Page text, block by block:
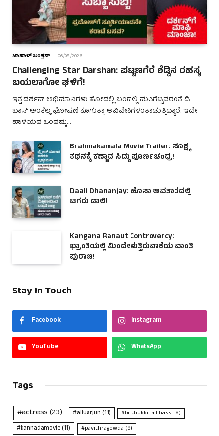
ಜಾಪಾಳ್ ಜಂಕ್ಷನ್ 06/08/2026
Challenging Star Darshan: ಪಟ್ಟಣಗೆರೆ ಶೆಡ್ಡಿನ ರಹಸ್ಯ
ಬಯಲಾಗೋ ಘಳಿಗೆ!
ಇತ್ತ ದರ್ಶನ್ ಅಭಿಮಾನಿಗಳು ಹೋದಲ್ಲಿ ಬಂದಲ್ಲಿ ಮತಿಗೆಟ್ಟವರಂತೆ ಡಿ
ಬಾಸ್ ಅಂತೆಲ್ಲ ಘೋಷಣೆ ಕೂಗುತ್ತಾ ಅವಿವೇಕಿಗಳಂತಾಡುತ್ತಿದ್ದಾರೆ. ಇದೇ
ಪಾಳೆಯದ ಒಂದಷ್ಟು…
Brahmakamala Movie Trailer: ಸೂಕ್ಷ್ಮ
ಕಥನಕ್ಕೆ ಕಣ್ಣಾದ ಸಿದ್ದು ಪೂರ್ಣಚಂದ್ರ!
Daali Dhananjay: ಹೊಸಾ ಅವತಾರದಲ್ಲಿ
ಟಗರು ಡಾಲಿ!
Kangana Ranaut Controvercy:
ಭ್ರಾಂತಿಯಲ್ಲಿ ಮಿಂದೇಳುತ್ತಿರುವಾಕೆಯ ವಾಂತಿ
ಪುರಾಣ!
Stay In Touch
Facebook Instagram
YouTube WhatsApp
Tags
#actress(23) #alluarjun(11) #bilichukkihallihakki (8)
#kannadamovie(11) #pavithragowda (9)